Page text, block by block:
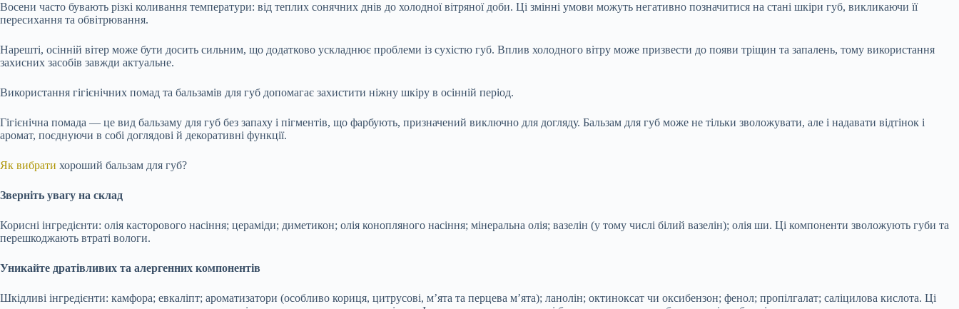
Восени часто бувають різкі коливання температури: від теплих сонячних днів до холодної вітряної доби. Ці змінні умови можуть негативно позначитися на стані шкіри губ, викликаючи її
пересихання та обвітрювання.
Нарешті, осінній вітер може бути досить сильним, що додатково ускладнює проблеми із сухістю губ. Вплив холодного вітру може призвести до появи тріщин та запалень, тому використання
захисних засобів завжди актуальне.
Використання гігієнічних помад та бальзамів для губ допомагає захистити ніжну шкіру в осінній період.
Гігієнічна помада — це вид бальзаму для губ без запаху і пігментів, що фарбують, призначений виключно для догляду. Бальзам для губ може не тільки зволожувати, але і надавати відтінок і
аромат, поєднуючи в собі доглядові й декоративні функції.
Як вибрати хороший бальзам для губ?
Зверніть увагу на склад
Корисні інгредієнти: олія касторового насіння; цераміди; диметикон; олія конопляного насіння; мінеральна олія; вазелін (у тому числі білий вазелін); олія ши. Ці компоненти зволожують губи та
перешкоджають втраті вологи.
Уникайте дратівливих та алергенних компонентів
Шкідливі інгредієнти: камфора; евкаліпт; ароматизатори (особливо кориця, цитрусові, м’ята та перцева м’ята); ланолін; октиноксат чи оксибензон; фенол; пропілгалат; саліцилова кислота. Ці